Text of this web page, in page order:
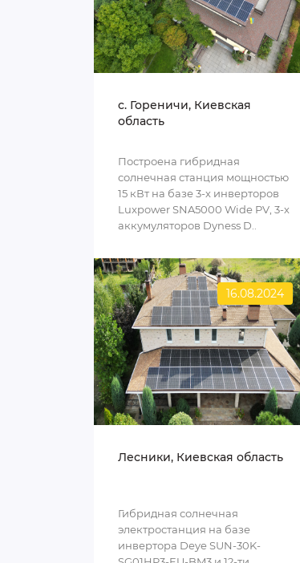
c. Гореничи, Киевская
область
Построена гибридная
солнечная станция мощностью
15 кВт на базе 3-х инверторов
Luxpower SNA5000 Wide PV, 3-х
аккумуляторов Dyness D..
16.08.2024
Лесники, Киевская область
Гибридная солнечная
электростанция на базе
инвертора Deye SUN-30K-